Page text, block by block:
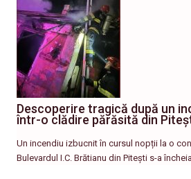
Descoperire tragică după un
într-o clădire părăsită din
Un incendiu izbucnit în cursul nopții la o
Bulevardul I.C. Brătianu din Pitești s-a